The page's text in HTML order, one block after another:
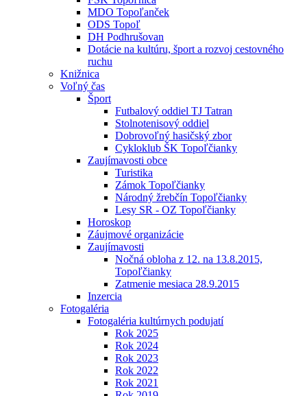
MDO Topoľanček
ODS Topoľ
DH Podhrušovan
Dotácie na kultúru, šport a rozvoj cestovného
ruchu
Knižnica
Voľný čas
Šport
Futbalový oddiel TJ Tatran
Stolnotenisový oddiel
Dobrovoľný hasičský zbor
Cykloklub ŠK Topoľčianky
Zaujímavosti obce
Turistika
Zámok Topoľčianky
Národný žrebčín Topoľčianky
Lesy SR - OZ Topoľčianky
Horoskop
Záujmové organizácie
Zaujímavosti
Nočná obloha z 12. na 13.8.2015,
Topoľčianky
Zatmenie mesiaca 28.9.2015
Inzercia
Fotogaléria
Fotogaléria kultúrnych podujatí
Rok 2025
Rok 2024
Rok 2023
Rok 2022
Rok 2021